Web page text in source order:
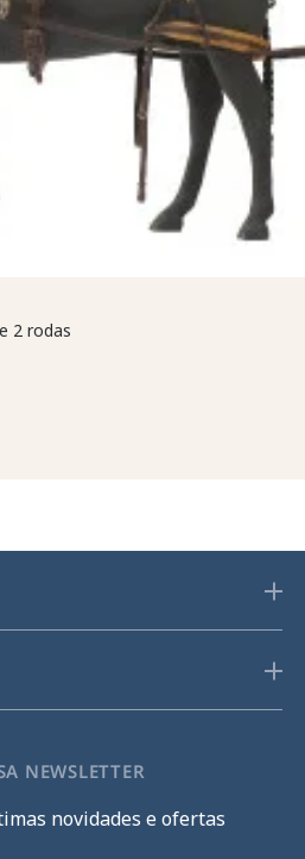
2 rodas
NEWSLETTER
novidades e ofertas